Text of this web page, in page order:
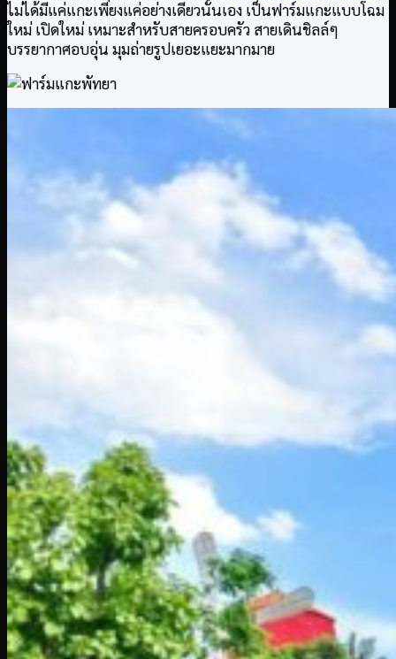
ไม่ได้มีแค่แกะเพียงแค่อย่างเดียวนั้นเอง เป็นฟาร์มแกะแบบโฉม
ใหม่ เปิดใหม่ เหมาะสำหรับสายครอบครัว สายเดินชิลล์ๆ
บรรยากาศอบอุ่น มุมถ่ายรูปเยอะแยะมากมาย